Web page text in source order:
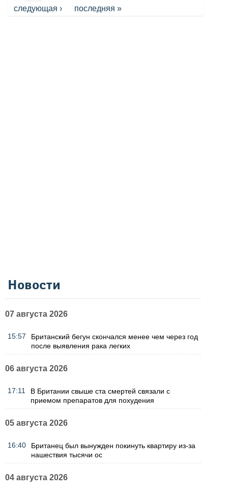
следующая › последняя »
Новости
07 августа 2026
15:57
Британский бегун скончался менее чем через год
после выявления рака легких
06 августа 2026
17:11
В Британии свыше ста смертей связали с
приемом препаратов для похудения
05 августа 2026
16:40
Британец был вынужден покинуть квартиру из-за
нашествия тысячи ос
04 августа 2026